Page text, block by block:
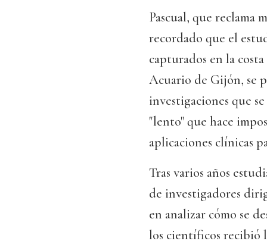
Pascual, que reclama
recordado que el
capturados en la
Acuario de Gijón, se
investigaciones que
"lento" que hace
aplicaciones clínicas
Tras varios años
de investigadores
en analizar cómo se
los científicos recibió